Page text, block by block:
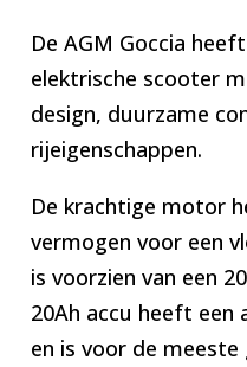
De AGM Goccia
elektrische scooter
design, duurzame
rijeigenschappen.
De krachtige motor
vermogen voor een
is voorzien van een
20Ah accu heeft
en is voor de